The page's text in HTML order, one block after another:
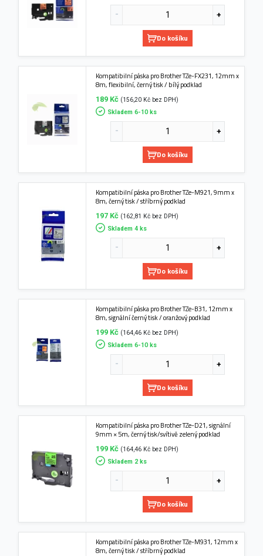
Do košíku
Kompatibilní páska pro Brother TZe-FX231, 12mm x
8m, flexibilní, černý tisk / bílý podklad
189 Kč (156,20 Kč bez DPH)
Skladem 6-10 ks
Do košíku
Kompatibilní páska pro Brother TZe-M921, 9mm x
8m, černý tisk / stříbrný podklad
197 Kč (162,81 Kč bez DPH)
Skladem 4 ks
Do košíku
Kompatibilní páska pro Brother TZe-B31, 12mm x
8m, signální černý tisk / oranžový podklad
199 Kč (164,46 Kč bez DPH)
Skladem 6-10 ks
Do košíku
Kompatibilní páska pro Brother TZe-D21, signální
9mm × 5m, černý tisk/svítivě zelený podklad
199 Kč (164,46 Kč bez DPH)
Skladem 2 ks
Do košíku
Kompatibilní páska pro Brother TZe-M931, 12mm x
8m, černý tisk / stříbrný podklad